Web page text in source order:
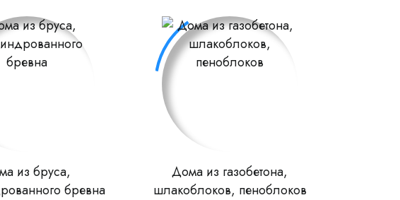
из бруса,
бревна
Дома из газобетона,
шлакоблоков, пеноблоков